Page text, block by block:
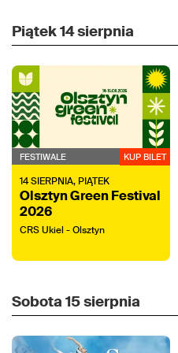
Piątek14 sierpnia
FESTIWALE KUP BILET
14SIERPNIA, PIĄTEK
Olsztyn Green Festival
2026
CRS Ukiel - Olsztyn
Sobota 15 sierpnia